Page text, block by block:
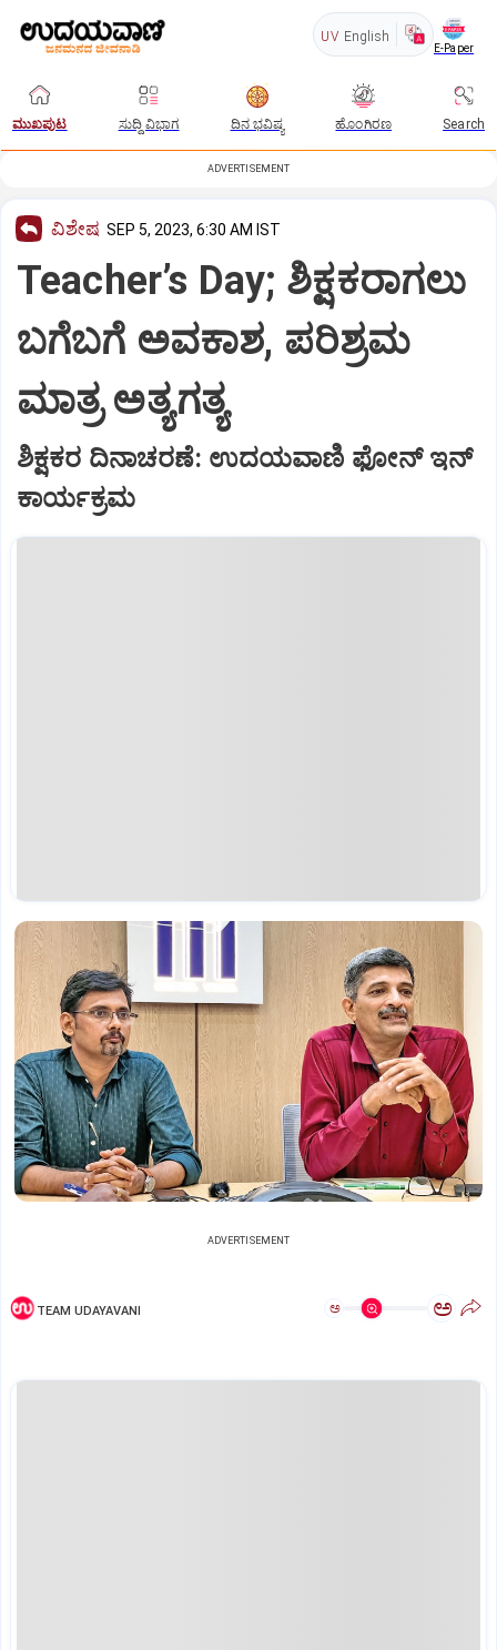
UV English
E-Paper
ಮುಖಪುಟ ಸುದ್ದಿ ವಿಭಾಗ ದಿನ ಭವಿಷ್ಯ ಹೊಂಗಿರಣ Search
ADVERTISEMENT
ವಿಶೇಷ SEP 5, 2023, 6:30 AM IST
Teacher’s Day; ಶಿಕ್ಷಕರಾಗಲು
ಬಗೆಬಗೆ ಅವಕಾಶ, ಪರಿಶ್ರಮ
ಮಾತ್ರ ಅತ್ಯಗತ್ಯ
ಶಿಕ್ಷಕರ ದಿನಾಚರಣೆ: ಉದಯವಾಣಿ ಫೋನ್‌ ಇನ್‌
ಕಾರ್ಯಕ್ರಮ
ADVERTISEMENT
TEAM UDAYAVANI ಅ ಅ